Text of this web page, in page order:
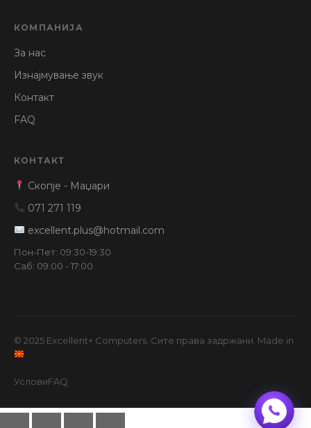
КОМПАНИЈА
За нас
Изнајмување звук
Контакт
FAQ
КОНТАКТ
Скопје - Маџари
071 271 119
excellent.plus@hotmail.com
Пон-Пет: 09:30-19:30
Саб: 09:00 - 17:00
© 2025 Excellent+ Computers. Сите права задржани. Made in
УсловиFAQ